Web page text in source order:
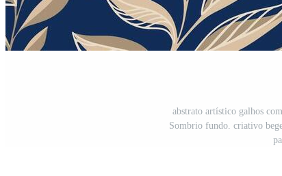
abstrato artístico galhos
Sombrio fundo. criativo